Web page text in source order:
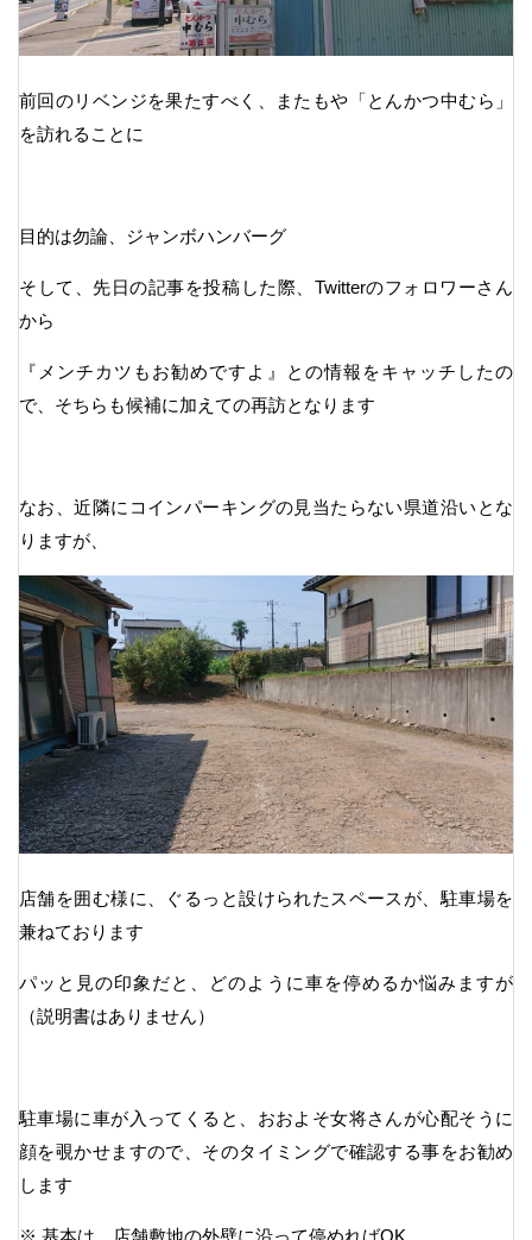
前回のリベンジを果たすべく、またもや「とんかつ中むら」
を訪れることに
目的は勿論、ジャンボハンバーグ
そして、先日の記事を投稿した際、Twitterのフォロワーさん
から
『メンチカツもお勧めですよ』との情報をキャッチしたの
で、そちらも候補に加えての再訪となります
なお、近隣にコインパーキングの見当たらない県道沿いとな
りますが、
店舗を囲む様に、ぐるっと設けられたスペースが、駐車場を
兼ねております
パッと見の印象だと、どのように車を停めるか悩みますが
（説明書はありません）
駐車場に車が入ってくると、おおよそ女将さんが心配そうに
顔を覗かせますので、そのタイミングで確認する事をお勧め
します
※ 基本は、店舗敷地の外壁に沿って停めればOK